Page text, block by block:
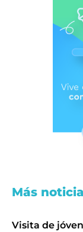
Más
Visita de